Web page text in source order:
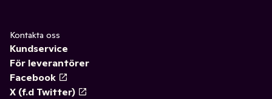
Kontakta oss
Kundservice
För leverantörer
Facebook
X (f.d Twitter)